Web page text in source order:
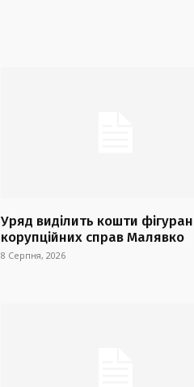
Уряд виділить кошти
корупційних справ Малявко
8 Серпня, 2026